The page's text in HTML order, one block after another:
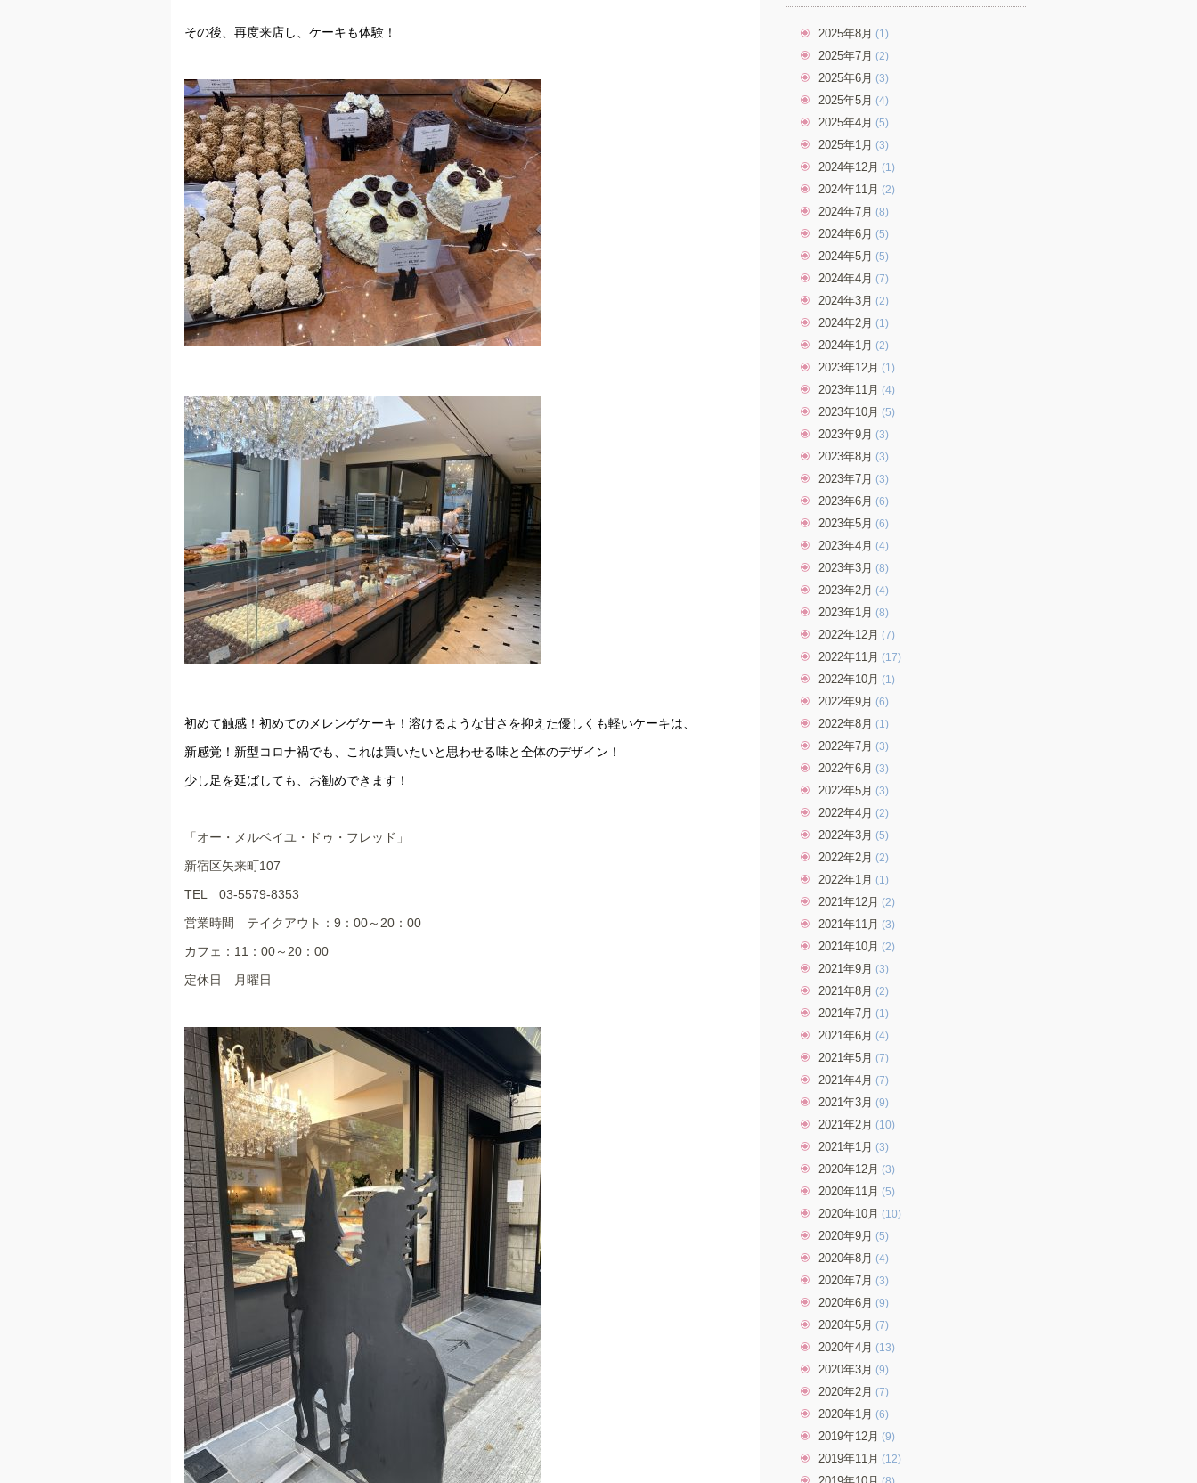
その後、再度来店し、ケーキも体験！
初めて触感！初めてのメレンゲケーキ！溶けるような甘さを抑えた優しくも軽いケーキは、
新感覚！新型コロナ禍でも、これは買いたいと思わせる味と全体のデザイン！
少し足を延ばしても、お勧めできます！
「オー・メルベイユ・ドゥ・フレッド」
新宿区矢来町107
TEL 03-5579-8353
営業時間 テイクアウト：9：00～20：00
カフェ：11：00～20：00
定休日 月曜日
2025年8月 (1)
2025年7月 (2)
2025年6月 (3)
2025年5月 (4)
2025年4月 (5)
2025年1月 (3)
2024年12月 (1)
2024年11月 (2)
2024年7月 (8)
2024年6月 (5)
2024年5月 (5)
2024年4月 (7)
2024年3月 (2)
2024年2月 (1)
2024年1月 (2)
2023年12月 (1)
2023年11月 (4)
2023年10月 (5)
2023年9月 (3)
2023年8月 (3)
2023年7月 (3)
2023年6月 (6)
2023年5月 (6)
2023年4月 (4)
2023年3月 (8)
2023年2月 (4)
2023年1月 (8)
2022年12月 (7)
2022年11月 (17)
2022年10月 (1)
2022年9月 (6)
2022年8月 (1)
2022年7月 (3)
2022年6月 (3)
2022年5月 (3)
2022年4月 (2)
2022年3月 (5)
2022年2月 (2)
2022年1月 (1)
2021年12月 (2)
2021年11月 (3)
2021年10月 (2)
2021年9月 (3)
2021年8月 (2)
2021年7月 (1)
2021年6月 (4)
2021年5月 (7)
2021年4月 (7)
2021年3月 (9)
2021年2月 (10)
2021年1月 (3)
2020年12月 (3)
2020年11月 (5)
2020年10月 (10)
2020年9月 (5)
2020年8月 (4)
2020年7月 (3)
2020年6月 (9)
2020年5月 (7)
2020年4月 (13)
2020年3月 (9)
2020年2月 (7)
2020年1月 (6)
2019年12月 (9)
2019年11月 (12)